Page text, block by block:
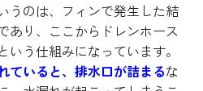
うのは、フィンで発生した結
あり、ここからドレンホース
う仕組みになっています。
ていると、排水口が詰まるな